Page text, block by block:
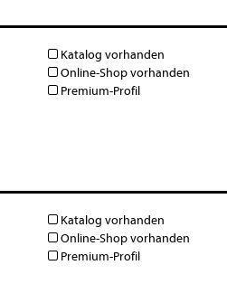
Katalog vorhanden
Online-Shop vorhanden
Premium-Profil
Katalog vorhanden
Online-Shop vorhanden
Premium-Profil